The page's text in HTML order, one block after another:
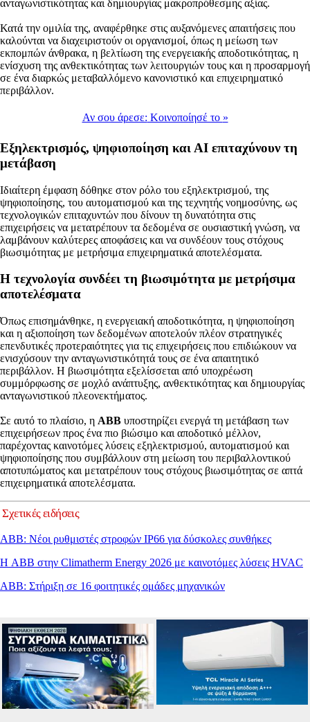
ανταγωνιστικότητας και δημιουργίας μακροπρόθεσμης αξίας.
Κατά την ομιλία της, αναφέρθηκε στις αυξανόμενες απαιτήσεις που
καλούνται να διαχειριστούν οι οργανισμοί, όπως η μείωση των
εκπομπών άνθρακα, η βελτίωση της ενεργειακής αποδοτικότητας, η
ενίσχυση της ανθεκτικότητας των λειτουργιών τους και η προσαρμογή
σε ένα διαρκώς μεταβαλλόμενο κανονιστικό και επιχειρηματικό
περιβάλλον.
Αν σου άρεσε: Κοινοποίησέ το »
Εξηλεκτρισμός, ψηφιοποίηση και ΑΙ επιταχύνουν τη
μετάβαση
Ιδιαίτερη έμφαση δόθηκε στον ρόλο του εξηλεκτρισμού, της
ψηφιοποίησης, του αυτοματισμού και της τεχνητής νοημοσύνης, ως
τεχνολογικών επιταχυντών που δίνουν τη δυνατότητα στις
επιχειρήσεις να μετατρέπουν τα δεδομένα σε ουσιαστική γνώση, να
λαμβάνουν καλύτερες αποφάσεις και να συνδέουν τους στόχους
βιωσιμότητας με μετρήσιμα επιχειρηματικά αποτελέσματα.
Η τεχνολογία συνδέει τη βιωσιμότητα με μετρήσιμα
αποτελέσματα
Όπως επισημάνθηκε, η ενεργειακή αποδοτικότητα, η ψηφιοποίηση
και η αξιοποίηση των δεδομένων αποτελούν πλέον στρατηγικές
επενδυτικές προτεραιότητες για τις επιχειρήσεις που επιδιώκουν να
ενισχύσουν την ανταγωνιστικότητά τους σε ένα απαιτητικό
περιβάλλον. Η βιωσιμότητα εξελίσσεται από υποχρέωση
συμμόρφωσης σε μοχλό ανάπτυξης, ανθεκτικότητας και δημιουργίας
ανταγωνιστικού πλεονεκτήματος.
Σε αυτό το πλαίσιο, η ABB υποστηρίζει ενεργά τη μετάβαση των
επιχειρήσεων προς ένα πιο βιώσιμο και αποδοτικό μέλλον,
παρέχοντας καινοτόμες λύσεις εξηλεκτρισμού, αυτοματισμού και
ψηφιοποίησης που συμβάλλουν στη μείωση του περιβαλλοντικού
αποτυπώματος και μετατρέπουν τους στόχους βιωσιμότητας σε απτά
επιχειρηματικά αποτελέσματα.
Σχετικές ειδήσεις
ABB: Νέοι ρυθμιστές στροφών IP66 για δύσκολες συνθήκες
Η ABB στην Climatherm Energy 2026 με καινοτόμες λύσεις HVAC
ABB: Στήριξη σε 16 φοιτητικές ομάδες μηχανικών